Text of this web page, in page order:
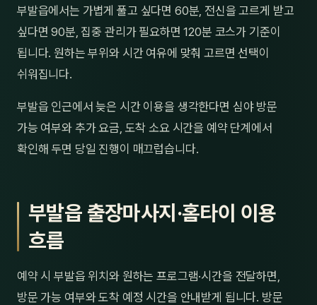
부발읍에서는 가볍게 풀고 싶다면 60분, 전신을 고르게 받고
싶다면 90분, 집중 관리가 필요하면 120분 코스가 기준이
됩니다. 원하는 부위와 시간 여유에 맞춰 고르면 선택이
쉬워집니다.
부발읍 인근에서 늦은 시간 이용을 생각한다면 심야 방문
가능 여부와 추가 요금, 도착 소요 시간을 예약 단계에서
확인해 두면 당일 진행이 매끄럽습니다.
부발읍 출장마사지·홈타이 이용
흐름
예약 시 부발읍 위치와 원하는 프로그램·시간을 전달하면,
방문 가능 여부와 도착 예정 시간을 안내받게 됩니다. 방문